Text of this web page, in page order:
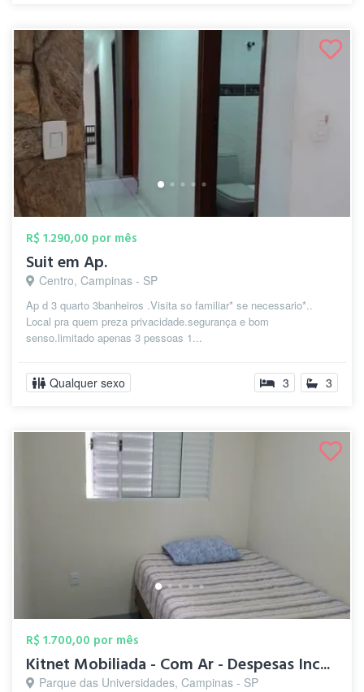
R$ 1.290,00 por mês
Suit em Ap.
Centro, Campinas - SP
Ap d 3 quarto 3banheiros .Visita so familiar* se necessario*..
Local pra quem preza privacidade.segurança e bom
senso.limitado apenas 3 pessoas 1...
Qualquer sexo 3 3
R$ 1.700,00 por mês
Kitnet Mobiliada - Com Ar - Despesas Inc...
Parque das Universidades, Campinas - SP